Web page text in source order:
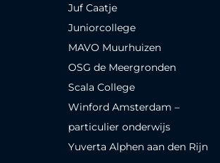
Juf Caatje
Juniorcollege
MAVO Muurhuizen
OSG de Meergronden
Scala College
Winford Amsterdam –
particulier onderwijs
Yuverta Alphen aan den Rijn